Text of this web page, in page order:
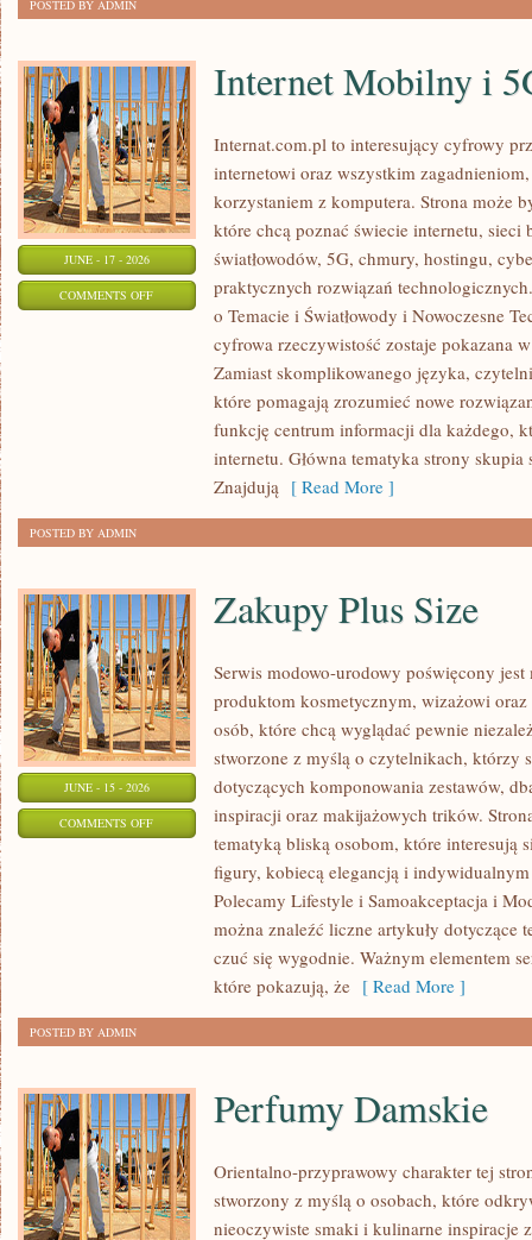
POSTED BY ADMIN
JUNE - 17 - 2026
COMMENTS OFFON
Internet Mobilny i
Internat.com.pl to interesujący cyfrowy
internetowi oraz wszystkim
korzystaniem z komputera. Strona może
które chcą poznać świecie internetu, sieci
światłowodów, 5G, chmury, hostingu,
praktycznych rozwiązań
o Temacie i Światłowody i Nowoczesne
cyfrowa rzeczywistość zostaje pokazana
Zamiast skomplikowanego języka,
które pomagają zrozumieć nowe
funkcję centrum informacji dla każdego,
internetu. Główna tematyka strony
Znajdują [ Read More ]
POSTED BY ADMIN
JUNE - 15 - 2026
COMMENTS OFFON
Zakupy Plus Size
Serwis modowo-urodowy poświęcony
produktom kosmetycznym, wizażowi
osób, które chcą wyglądać pewnie
stworzone z myślą o czytelnikach, którzy
dotyczących komponowania zestawów,
inspiracji oraz makijażowych trików.
tematyką bliską osobom, które interesują
figury, kobiecą elegancją i
Polecamy Lifestyle i Samoakceptacja i
można znaleźć liczne artykuły dotyczące
czuć się wygodnie. Ważnym elementem
które pokazują, że [ Read More ]
POSTED BY ADMIN
Perfumy Damskie
Orientalno-przyprawowy charakter tej
stworzony z myślą o osobach, które
nieoczywiste smaki i kulinarne inspiracje